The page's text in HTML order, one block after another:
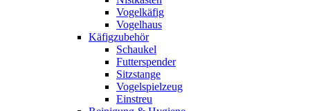
Vogelkäfig
Vogelhaus
Käfigzubehör
Schaukel
Futterspender
Sitzstange
Vogelspielzeug
Einstreu